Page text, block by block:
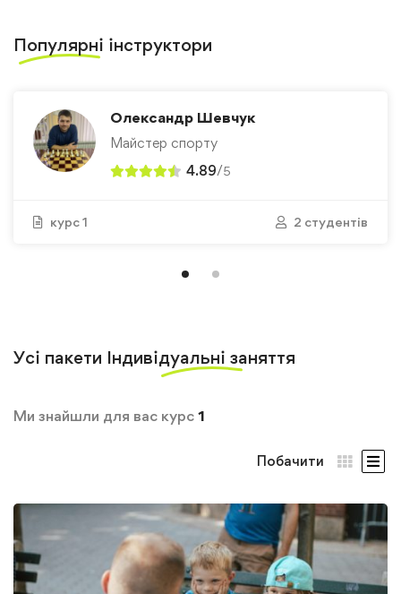
Популярні інструктори
Олександр Шевчук
Майстер спорту
4.89/5
курс 1 2 студентів
Усі пакети Індивідуальні заняття
Ми знайшли для вас курс 1
Побачити